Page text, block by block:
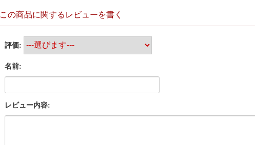
この商品に関するレビューを書く
評価:
名前:
レビュー内容: